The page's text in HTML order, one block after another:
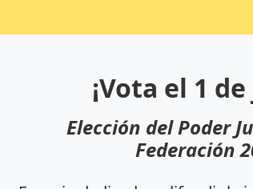
¡Vota el 1
Elección del Poder
Federación